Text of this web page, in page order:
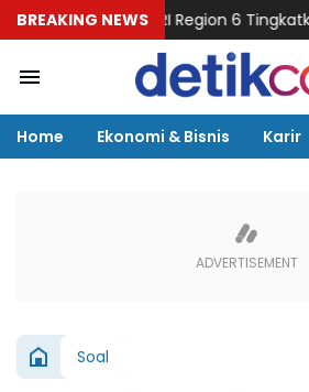
BREAKING NEWS
Bersama BRI Region 6 Tingkatkan
Home Ekonomi & Bisnis Karir
Soal